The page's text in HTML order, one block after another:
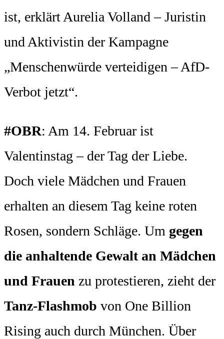
ist, erklärt Aurelia Volland – Juristin
und Aktivistin der Kampagne
„Menschenwürde verteidigen – AfD-
Verbot jetzt“.
#OBR: Am 14. Februar ist
Valentinstag – der Tag der Liebe.
Doch viele Mädchen und Frauen
erhalten an diesem Tag keine roten
Rosen, sondern Schläge. Um gegen
die anhaltende Gewalt an Mädchen
und Frauen zu protestieren, zieht der
Tanz-Flashmob von One Billion
Rising auch durch München. Über